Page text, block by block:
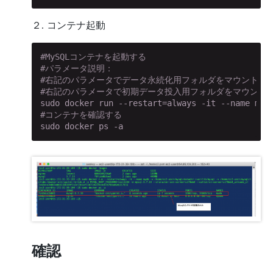
２. コンテナ起動
#MySQLコンテナを起動する
#パラメータ説明：
#右記のパラメータでデータ永続化用フォルダをマウ
#右記のパラメータで初期データ投入用フォルダを
#コンテナを確認する
sudo docker ps -a
確認